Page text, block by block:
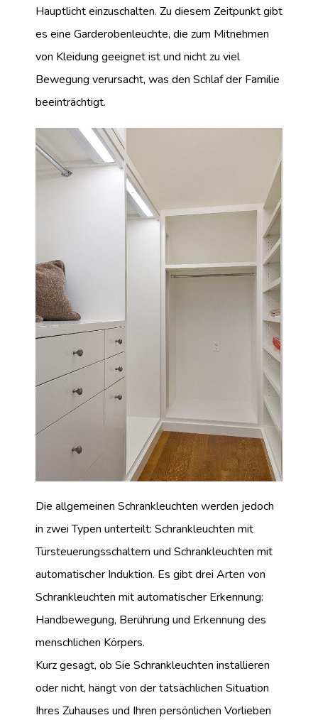
Hauptlicht einzuschalten. Zu diesem Zeitpunkt gibt
es eine Garderobenleuchte, die zum Mitnehmen
von Kleidung geeignet ist und nicht zu viel
Bewegung verursacht, was den Schlaf der Familie
beeinträchtigt.
Die allgemeinen Schrankleuchten werden jedoch
in zwei Typen unterteilt: Schrankleuchten mit
Türsteuerungsschaltern und Schrankleuchten mit
automatischer Induktion. Es gibt drei Arten von
Schrankleuchten mit automatischer Erkennung:
Handbewegung, Berührung und Erkennung des
menschlichen Körpers.
Kurz gesagt, ob Sie Schrankleuchten installieren
oder nicht, hängt von der tatsächlichen Situation
Ihres Zuhauses und Ihren persönlichen Vorlieben